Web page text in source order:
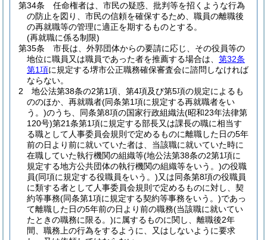
第34条
任命権者は、市民の疑惑、批判等を招くような行為
の防止を図り、市民の信頼を確保するため、職員の離職後
の再就職等の管理に適正を期するものとする。
(再就職に係る制限)
第35条
市長は、外郭団体からの要請に応じ、その役員等の
地位に職員又は職員であった者を推薦する場合は、 第32条
第1項に規定する堺市公正職務確保審査会に諮問しなければ
ならない。
2
地公法第38条の2第1項、第4項及び第5項の規定によるも
ののほか、再就職者(同条第1項に規定する再就職者をい
う。)のうち、同条第8項の国家行政組織法(昭和23年法律第
120号)第21条第1項に規定する部長又は課長の職に相当す
る職として人事委員会規則で定めるものに離職した日の5年
前の日より前に就いていた者は、当該職に就いていた時に
在職していた執行機関の組織等(地公法第38条の2第1項に
規定する地方公共団体の執行機関の組織等をいう。)の役職
員(同項に規定する役職員をいう。)又は同条第8項の役職員
に類する者として人事委員会規則で定めるものに対し、契
約等事務(同条第1項に規定する契約等事務をいう。)であっ
て離職した日の5年前の日より前の職務(当該職に就いてい
たときの職務に限る。)に属するものに関し、離職後2年
間、職務上の行為をするように、又はしないように要求